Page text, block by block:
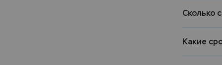
Сколько
Какие